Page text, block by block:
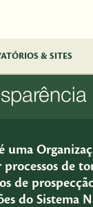
& SITES
uma
processos de
de
do Sistema